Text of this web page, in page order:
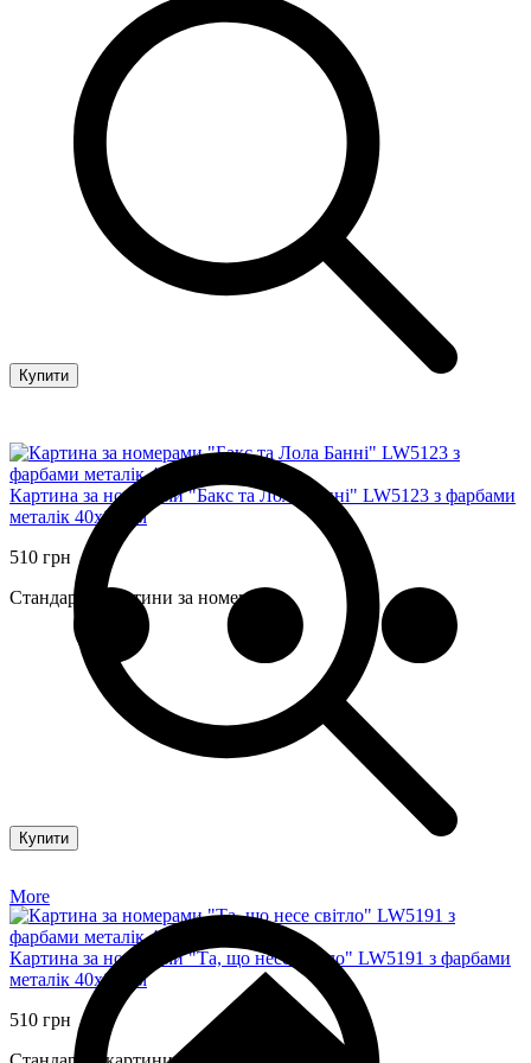
Картина за номерами "Бакс та Лола Банні" LW5123 з фарбами
металік 40х80 см
510 грн
Стандартні картини за номерами
Купити
Картина за номерами "Та, що несе світло" LW5191 з фарбами
металік 40х80 см
510 грн
Купити
More